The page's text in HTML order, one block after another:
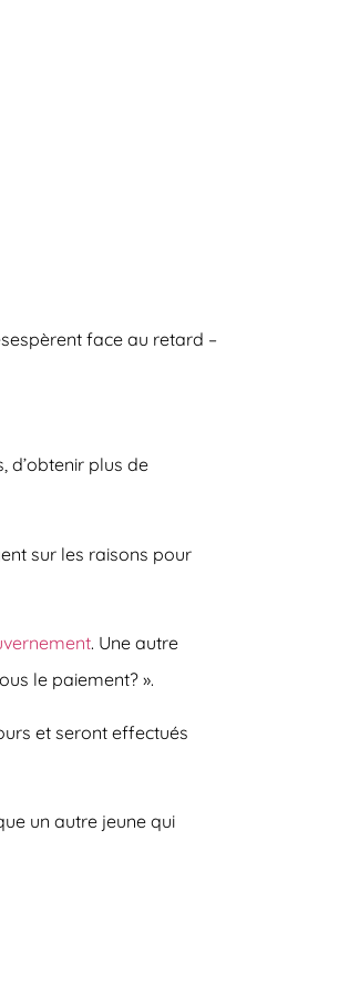
face au retard –
d’obtenir plus de
sur les raisons pour
. Une autre
le paiement? ».
et seront effectués
un autre jeune qui